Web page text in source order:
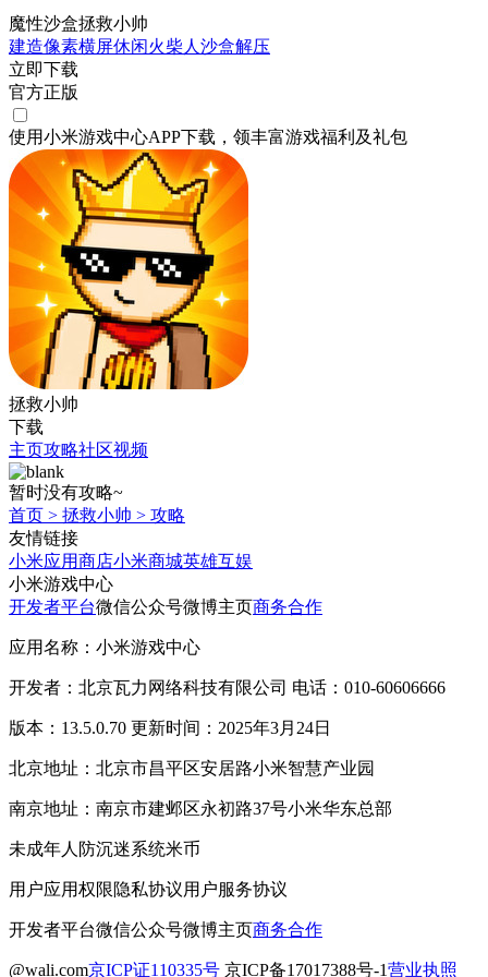
魔性沙盒拯救小帅
建造像素横屏休闲火柴人 沙盒解压
立即下载
官方正版
使用小米游戏中心APP下载 ，领丰富游戏福利 及礼包
拯救小帅
下载
主页攻略社区视频
暂时没有攻略~
首页 > 拯救小帅 > 攻略
友情链接
小米应用商店小米商城英雄互娱
小米游戏中心
开发者平台微信公众号微博主页商务合作
应用名称：小米游戏中心
开发者：北京瓦力网络科技有限公司 电话：010-60606666
版本：13.5.0.70 更新时间：2025年3月24日
北京地址：北京市昌平区安居路小米智慧产业园
南京地址：南京市建邺区永初路37号小米华东总部
未成年人防沉迷系统米币
用户应用权限隐私协议用户服务协议
开发者平台微信公众号微博主页商务合作
@wali.com京ICP证110335号 京ICP备17017388号-1营业执照